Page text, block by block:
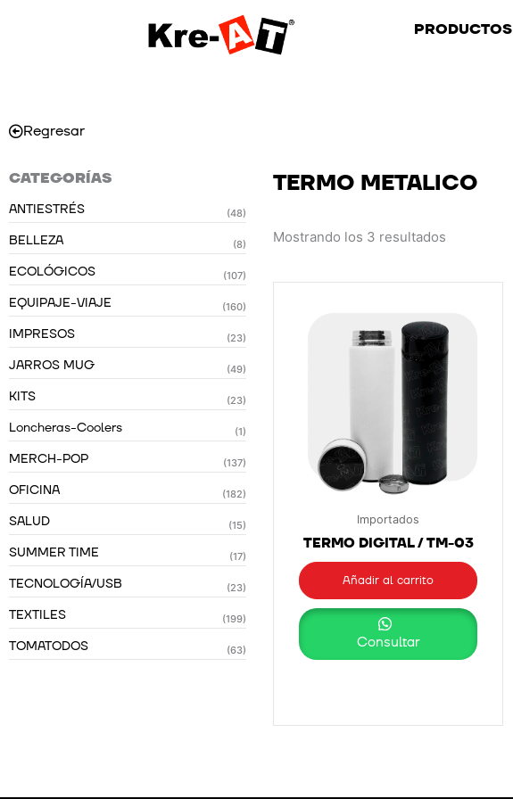
PRODUCTOS
Regresar
CATEGORÍAS
ANTIESTRÉS (48)
BELLEZA (8)
ECOLÓGICOS (107)
EQUIPAJE-VIAJE (160)
IMPRESOS (23)
JARROS MUG (49)
KITS (23)
Loncheras-Coolers (1)
MERCH-POP (137)
OFICINA (182)
SALUD (15)
SUMMER TIME (17)
TECNOLOGÍA/USB (23)
TEXTILES (199)
TOMATODOS (63)
TERMO METALICO
Mostrando los 3 resultados
Importados
TERMO DIGITAL / TM-03
Añadir al carrito
Consultar